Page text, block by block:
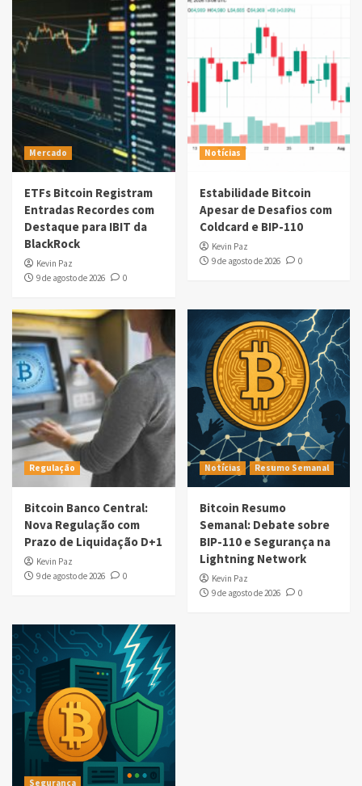
Mercado
ETFs Bitcoin Registram
Entradas Recordes com
Destaque para IBIT da
BlackRock
Kevin Paz
9 de agosto de 2026
0
Notícias
Estabilidade Bitcoin
Apesar de Desafios com
Coldcard e BIP-110
Kevin Paz
9 de agosto de 2026
0
Regulação
Bitcoin Banco Central:
Nova Regulação com
Prazo de Liquidação D+1
Kevin Paz
9 de agosto de 2026
0
Notícias Resumo Semanal
Bitcoin Resumo
Semanal: Debate sobre
BIP-110 e Segurança na
Lightning Network
Kevin Paz
9 de agosto de 2026
0
Segurança